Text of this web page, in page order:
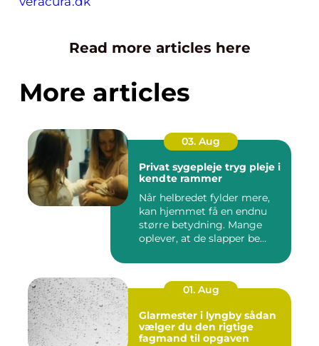
Read more articles here
More articles
03. Aug
Privat sygepleje tryg pleje i
kendte rammer
Når helbredet fylder mere,
kan hjemmet få en endnu
større betydning. Mange
oplever, at de slapper be...
01. Aug
Glarmester i lyngby sådan
vælger du den rigtige
fagmand til opgaven